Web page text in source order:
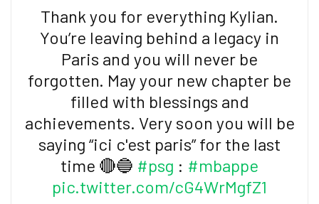
Thank you for everything Kylian.
You’re leaving behind a legacy in
Paris and you will never be
forgotten. May your new chapter be
filled with blessings and
achievements. Very soon you will be
saying “ici c'est paris” for the last
time 🔴🔵 #psg : #mbappe
pic.twitter.com/cG4WrMgfZ1